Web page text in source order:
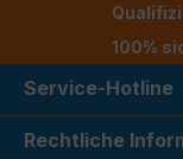
100%
Service-Hotline
Rechtliche